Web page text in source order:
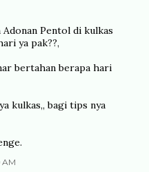
Adonan Pentol di kulkas
ya pak??,
bertahan berapa hari
kulkas,, bagi tips nya
AM